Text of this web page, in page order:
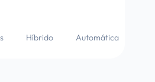
Híbrido Automática